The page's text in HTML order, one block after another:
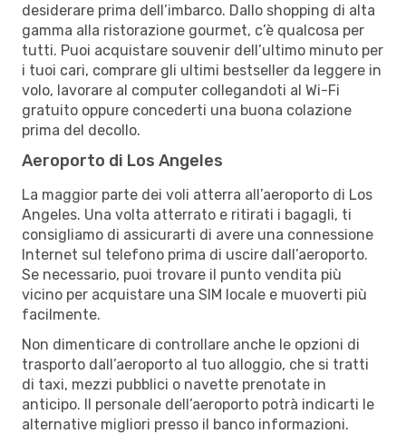
desiderare prima dell’imbarco. Dallo shopping di alta
gamma alla ristorazione gourmet, c’è qualcosa per
tutti. Puoi acquistare souvenir dell’ultimo minuto per
i tuoi cari, comprare gli ultimi bestseller da leggere in
volo, lavorare al computer collegandoti al Wi-Fi
gratuito oppure concederti una buona colazione
prima del decollo.
Aeroporto di Los Angeles
La maggior parte dei voli atterra all’aeroporto di Los
Angeles. Una volta atterrato e ritirati i bagagli, ti
consigliamo di assicurarti di avere una connessione
Internet sul telefono prima di uscire dall’aeroporto.
Se necessario, puoi trovare il punto vendita più
vicino per acquistare una SIM locale e muoverti più
facilmente.
Non dimenticare di controllare anche le opzioni di
trasporto dall’aeroporto al tuo alloggio, che si tratti
di taxi, mezzi pubblici o navette prenotate in
anticipo. Il personale dell’aeroporto potrà indicarti le
alternative migliori presso il banco informazioni.